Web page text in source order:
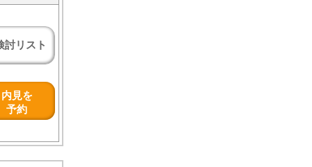
討リスト
内見を
予約